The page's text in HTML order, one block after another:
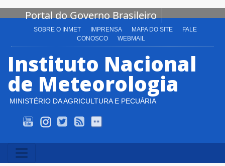
Portal do Governo Brasileiro
SOBRE O INMET IMPRENSA MAPA DO SITE
FALE
CONOSCO
WEBMAIL
Instituto Nacional
de Meteorologia
MINISTÉRIO DA AGRICULTURA E PECUÁRIA
INMET TV
Instagram
TwitterAlert-AS RSS